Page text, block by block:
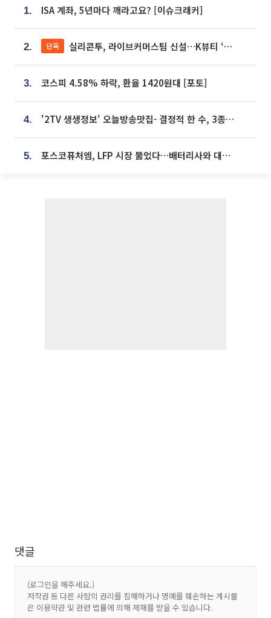
1. ISA 계좌, 5년마다 깨라고요? [이슈크래커]
2. 단독 실리콘투, 라이브커머스팀 신설…K뷰티 ‘글로벌 판매망’ 확대[K뷰티 라방戰]
3. 코스피 4.58% 하락, 환율 1420원대 [포토]
4. '2TV 생생정보' 오늘방송맛집- 결정적 한 수, 3종 메밀면! 메밀 소바 맛집 '의○○○○'
5. 포스코퓨처엠, LFP 시장 뚫었다…배터리사와 대규모 장기 공급 합의
댓글